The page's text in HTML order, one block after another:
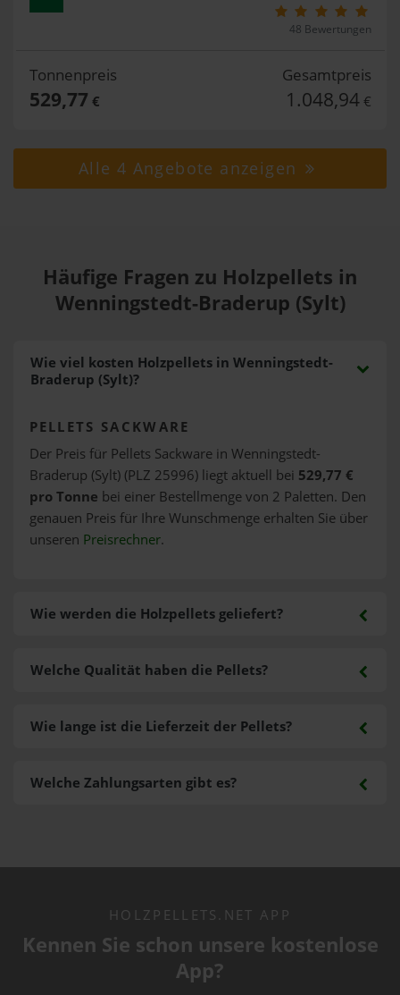
48 Bewertungen
Tonnenpreis
529,77 €
Gesamtpreis
1.048,94 €
Alle 4 Angebote anzeigen
Häufige Fragen zu Holzpellets in
Wenningstedt-Braderup (Sylt)
Wie viel kosten Holzpellets in Wenningstedt-
Braderup (Sylt)?
PELLETS SACKWARE
Der Preis für Pellets Sackware in Wenningstedt-
Braderup (Sylt) (PLZ 25996) liegt aktuell bei 529,77 €
pro Tonne bei einer Bestellmenge von 2 Paletten. Den
genauen Preis für Ihre Wunschmenge erhalten Sie über
unseren Preisrechner.
Wie werden die Holzpellets geliefert?
Welche Zahlungsarten gibt es?
Welche Qualität haben die Pellets?
Wie lange ist die Lieferzeit der Pellets?
HOLZPELLETS.NET APP
Kennen Sie schon unsere kostenlose
App?